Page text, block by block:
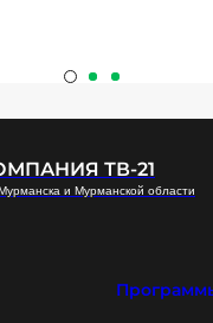
ТВ-21
и Мурманской области